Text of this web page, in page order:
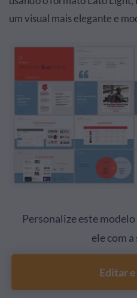
um visual mais elegante e
Personalize este
ele com a
Editar